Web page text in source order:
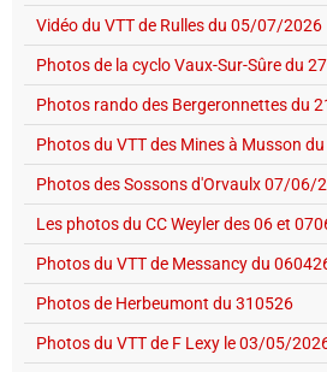
Vidéo du VTT de Rulles du 05/07/2026
Photos de la cyclo Vaux-Sur-Sûre du
Photos rando des Bergeronnettes du
Photos du VTT des Mines à Musson
Photos des Sossons d'Orvaulx 07/06/
Les photos du CC Weyler des 06 et
Photos du VTT de Messancy du
Photos de Herbeumont du 310526
Photos du VTT de F Lexy le 03/05/